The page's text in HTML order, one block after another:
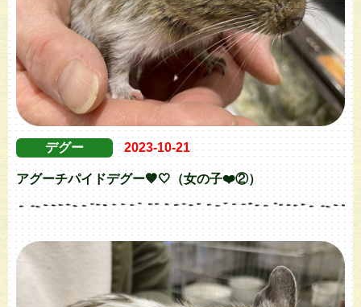
デグー 2023-10-21
アグーチパイドデグー🤎🤍（女の子❤️②）